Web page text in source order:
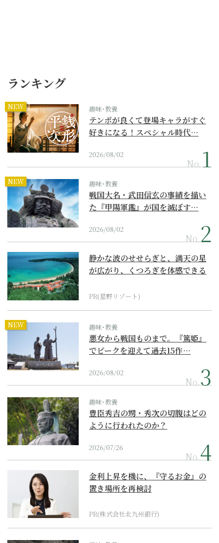
ランキング
NEW 趣味･教養
テンポが良くて登場キャラがすぐ
好きになる！スペシャル時代…
2026/08/02
No.
NEW 趣味･教養
戦国大名・武田信玄の事績を描い
た『甲陽軍鑑』が国を滅ぼす…
2026/08/02
No.
静かな波のせせらぎと、満天の星
が広がり、くつろぎを体感できる
PR(星野リゾート)
NEW 趣味･教養
悪女から戦国ものまで。『篤姫』
でピークを迎えて過去15作…
2026/08/02
No.
趣味･教養
豊臣秀吉の甥・秀次の切腹はどの
ように行われたのか？
2026/07/26
No.
金利上昇を機に、『守るお金』の
置き場所を再検討
PR(株式会社北九州銀行)